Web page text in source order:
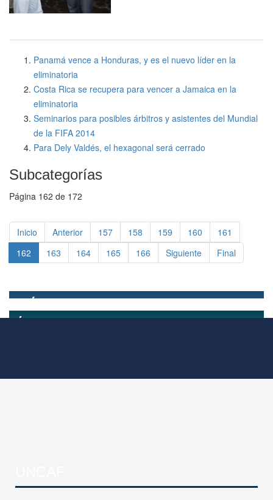
Panamá vence a Honduras, y es el nuevo líder en la
eliminatoria
Costa Rica se recupera para vencer a Jamaica en la
eliminatoria
Seminarios para posibles árbitros y asistentes del Mundial
de la FIFA 2014
Para Dely Valdés, el hexagonal será cerrado
Subcategorías
Página 162 de 172
Inicio Anterior 157 158 159 160
161
162
163 164 165 166 Siguiente Final